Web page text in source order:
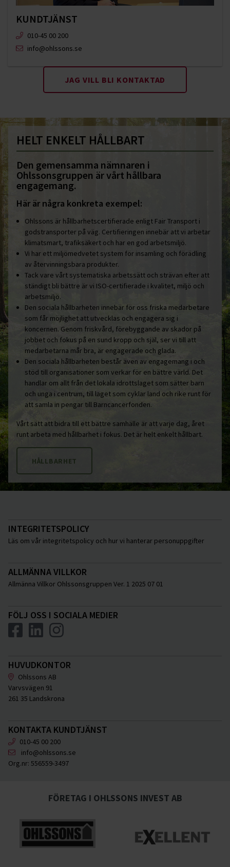
KUNDTJÄNST
010-45 00 200​
info@ohlssons.se
JAG VILL BLI KONTAKTAD
HELT ENKELT HÅLLBART
Den gemensamma nämnaren i
Ohlssonsgruppen är vårt hållbara
engagemang.
Här är några konkreta exempel:
Ohlssons är hållbarhetscertifierade enligt Fair Transport i
godstransporter på väg. Certifieringen innebär att vi arbetar
klimatsmart, trafiksäkert och har en god arbetsmiljö.
Vi har ett miljömedvetet system för insamling och förädling
av återvinningsbara produkter.
Tack vare vårt systematiska arbetssätt och strävan efter att
ständigt bli bättre är vi ISO-certifierade i kvalitet, miljö och
arbetsmiljö.
Den sociala hållbarheten innebär för oss friska medarbetare
som får möjlighet att utvecklas och engagera sig i
koncernen. Genom friskvård, förebyggande av skador på
jobbet och fokus på en sund kropp och själ, ser vi till att
medarbetarna mår bra, är engagerade och glada.
Den sociala hållbarheten består även av engagemang i och
stöd till organisationer som verkar för en bättre värld. Det
handlar om allt från det lokala idrottslaget som sätter barn
och unga i centrum, till laget som cyklar land och rike runt för
att samla in pengar till Barncancerfonden.
Vårt sätt att bidra till ett bättre samhälle är att varje dag, året
runt arbeta med hållbarhet i fokus. Det är helt enkelt hållbart.
HÅLLBARHET
INTEGRITETSPOLICY
Läs om vår integritetspolicy och hur vi hanterar personuppgifter
ALLMÄNNA VILLKOR
Allmänna Villkor Ohlssonsgruppen Ver. 1 2025 07 01
FÖLJ OSS I SOCIALA MEDIER
HUVUDKONTOR
Ohlssons AB
Varvsvägen 91
261 35 Landskrona
KONTAKTA KUNDTJÄNST
010-45 00 200
info@ohlssons.se
Org.nr: 556559-3497
FÖRETAG I OHLSSONS INVEST AB